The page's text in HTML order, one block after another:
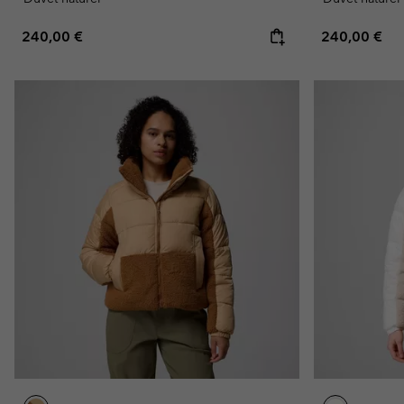
Regular price:
240,00 € Regular
240,00 €